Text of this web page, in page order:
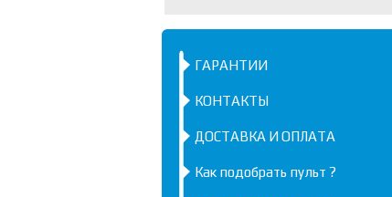
ГАРАНТИИ
КОНТАКТЫ
ДОСТАВКА И ОПЛАТА
Как подобрать пульт ?